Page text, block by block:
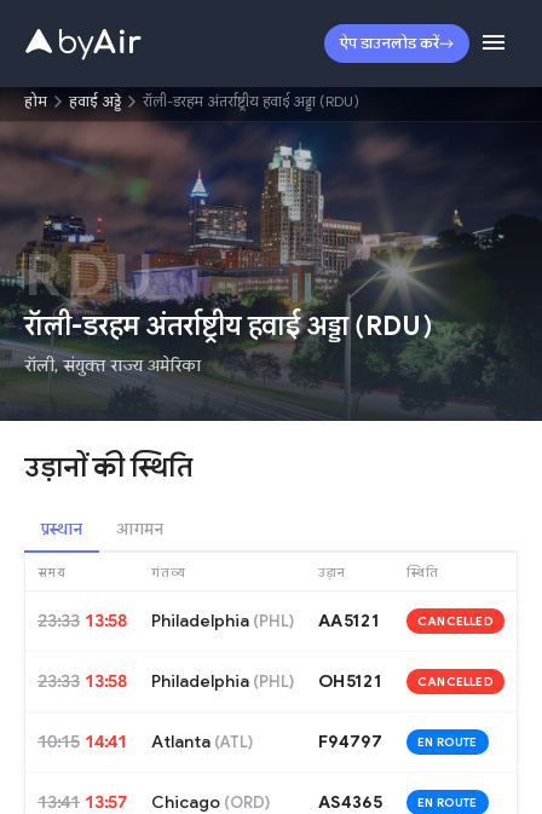
ऐप डाउनलोड करें
होम हवाई अड्डे रॉली-डरहम अंतर्राष्ट्रीय हवाई अड्डा (RDU)
RDU
रॉली-डरहम अंतर्राष्ट्रीय हवाई अड्डा(RDU)
रॉली,संयुक्त राज्य अमेरिका
उड़ानों की स्थिति
प्रस्थान आगमन
समय गंतव्य उड़ान स्थिति
23:33 13:58 Philadelphia (PHL) AA5121 CANCELLED
23:33 13:58 Philadelphia (PHL) OH5121 CANCELLED
10:15 14:41 Atlanta (ATL) F94797 EN ROUTE
13:41 13:57 Chicago (ORD) AS4365 EN ROUTE